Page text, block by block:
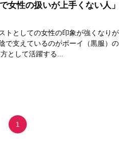
女性の扱いが上手くない人」
トとしての女性の印象が強くなりが
で支えているのがボーイ（黒服）の
として活躍する...
1